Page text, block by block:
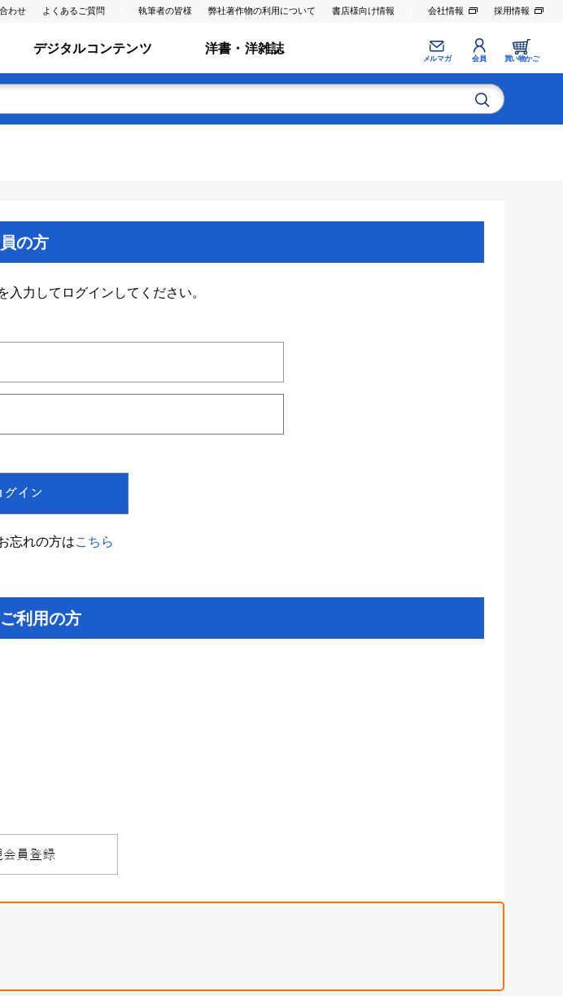
わせ よくあるご質問 執筆者の皆様 弊社著作物の利用について 書店様向け情報 会社情報 採用情報
デジタルコンテンツ 洋書・洋雑誌
メルマガ 会員 買い物かご
の方
入力してログインしてください。
忘れの方はこちら
利用の方